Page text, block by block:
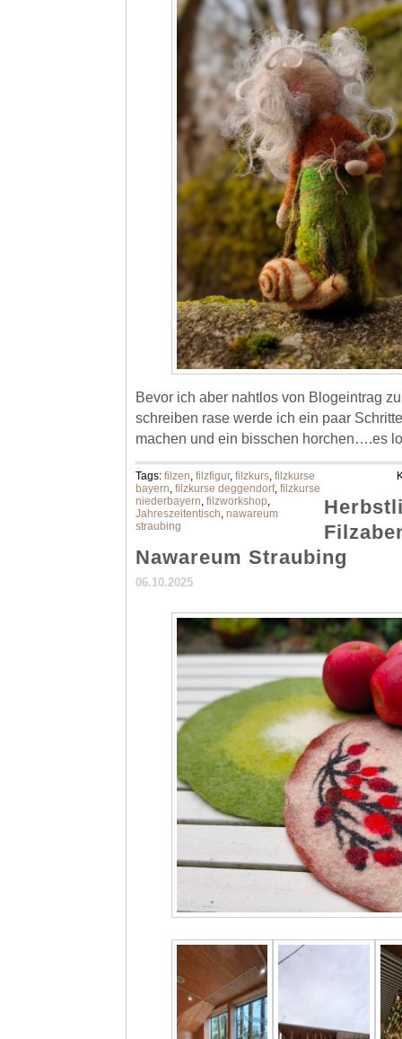
Bevor ich aber nahtlos von Blogeintrag
schreiben rase werde ich ein paar
machen und ein bisschen horchen….es
Tags: filzen, filzfigur, filzkurs, filzkurse
bayern, filzkurse deggendorf, filzkurse
niederbayern, filzworkshop,
Jahreszeitentisch, nawareum
straubing
Nawareum Straubing
06.10.2025